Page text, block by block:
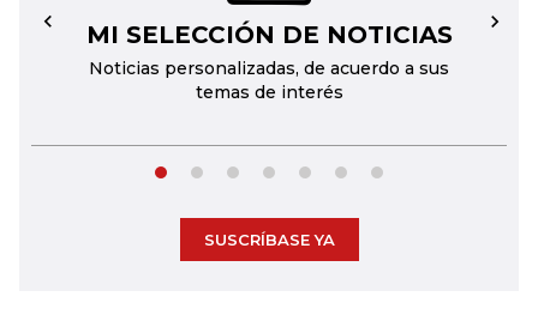
MI SELECCIÓN DE NOTICIAS
Noticias personalizadas, de acuerdo a sus
temas de interés
← →
SUSCRÍBASE YA